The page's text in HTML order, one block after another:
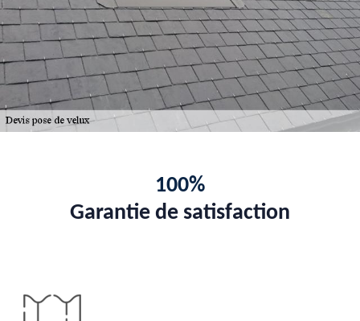
100%
Garantie de satisfaction